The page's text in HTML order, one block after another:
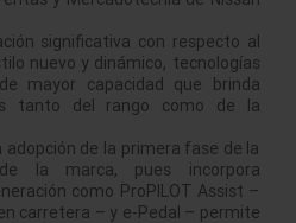
significativa con respecto al
nuevo y dinámico, tecnologías
mayor capacidad que brinda
tanto del rango como de la
adopción de la primera fase de la
la marca, pues incorpora
como ProPILOT Assist –
carretera – y e-Pedal – permite